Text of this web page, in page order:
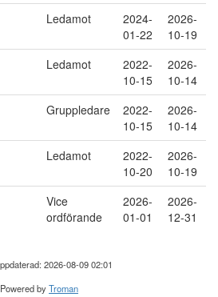
Ledamot
2024-
01-22
2026-
10-19
Ledamot
2022-
10-15
2026-
10-14
Gruppledare
2022-
10-15
2026-
10-14
Ledamot
2022-
10-20
2026-
10-19
Vice
ordförande
2026-
01-01
2026-
12-31
2026-08-09 02:01
Powered byTroman